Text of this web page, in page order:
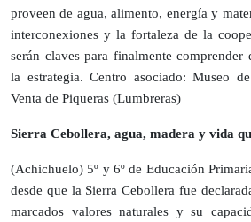
proveen de agua, alimento, energía y
interconexiones y la fortaleza de la
serán claves para finalmente comprender
la estrategia. Centro asociado: Museo
Venta de Piqueras (Lumbreras)
Sierra Cebollera, agua, madera y vida
(Achichuelo) 5º y 6º de Educación
desde que la Sierra Cebollera fue
marcados valores naturales y su